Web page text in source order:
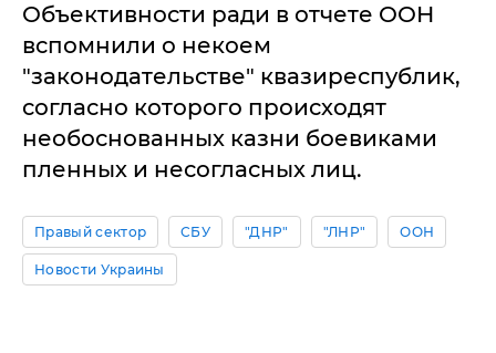
Объективности ради в отчете ООН
вспомнили о некоем
"законодательстве" квазиреспублик,
согласно которого происходят
необоснованных казни боевиками
пленных и несогласных лиц.
Правый сектор СБУ "ДНР" "ЛНР" ООН
Новости Украины